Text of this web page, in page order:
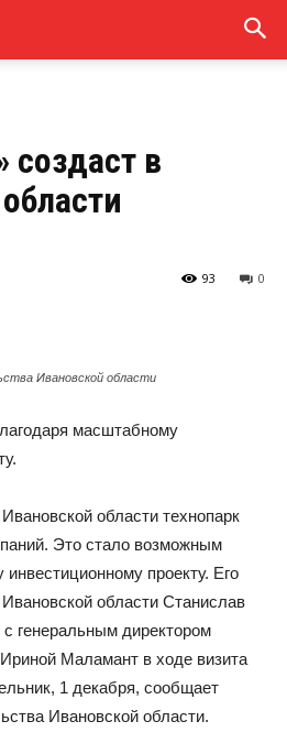
создаст в
0
93
Ивановской области
масштабному
области технопарк
Это стало возможным
проекту. Его
области Станислав
генеральным директором
Маламант в ходе визита
1 декабря, сообщает
Ивановской области.